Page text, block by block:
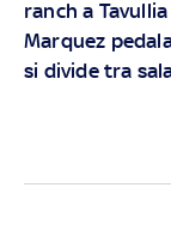
ranch a
Marquez
si divide tra